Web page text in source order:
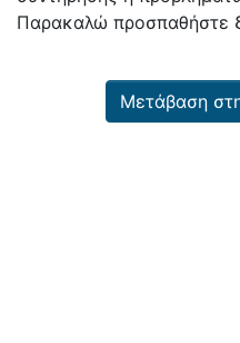
Παρακαλώ προσπαθήστε
Μετάβαση